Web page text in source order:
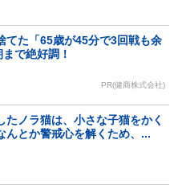
てた「65歳が45分で3回戦も余
で絶好調！
PR(健商株式会社)
たノラ猫は、小さな子猫をかく
んとか警戒心を解くため、...